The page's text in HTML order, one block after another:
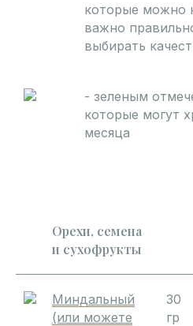
которые можно
важно
выбирать
- зеленым
которые могут
месяца
Орехи, семена
и сухофрукты
Миндальный
(или можете
30
гр